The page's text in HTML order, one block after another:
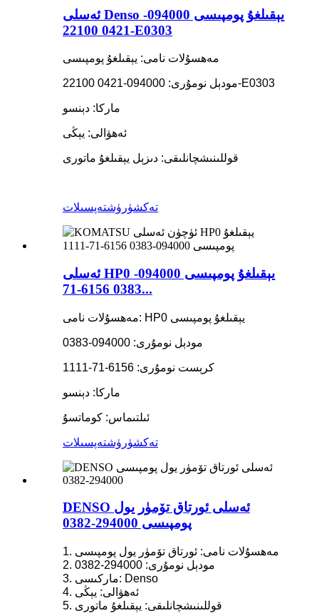
ئەسلى Denso يېقىلغۇ پومپىسى 094000-
0421 22100-E0303
مەھسۇلات نامى: يېقىلغۇ پومپىسى
مودېل نومۇرى: 094000-0421 22100-E0303
ماركا: دېنسو
ئەھۋالى: يېڭى
قوللىنىشچانلىقى: دىزېل يېقىلغۇ ماتورى
تەكشۈرۈشتەپسىلات
ئەسلى HP0 يېقىلغۇ پومپىسى 094000-
0383 6156-71...
مەھسۇلات نامى: HP0 يېقىلغۇ پومپىسى
مودېل نومۇرى: 094000-0383
كرېست نومۇرى: 6156-71-1111
ماركا: دېنسو
ئىلتىماس: كوماتسۇ
تەكشۈرۈشتەپسىلات
DENSO ئەسلى ئورتاق تۆمۈر يول
پومپىسى 294000-0382
1. مەھسۇلات نامى: ئورتاق تۆمۈر يول پومپىسى
2. مودېل نومۇرى: 294000-0382
3. ماركىسى: Denso
4. ئەھۋالى: يېڭى
5. قوللىنىشچانلىقى: يېقىلغۇ ماتورى